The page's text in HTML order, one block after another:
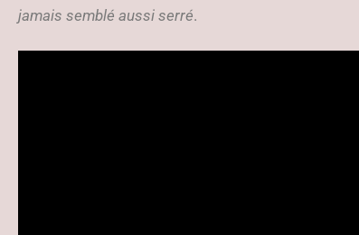
jamais semblé aussi serré.